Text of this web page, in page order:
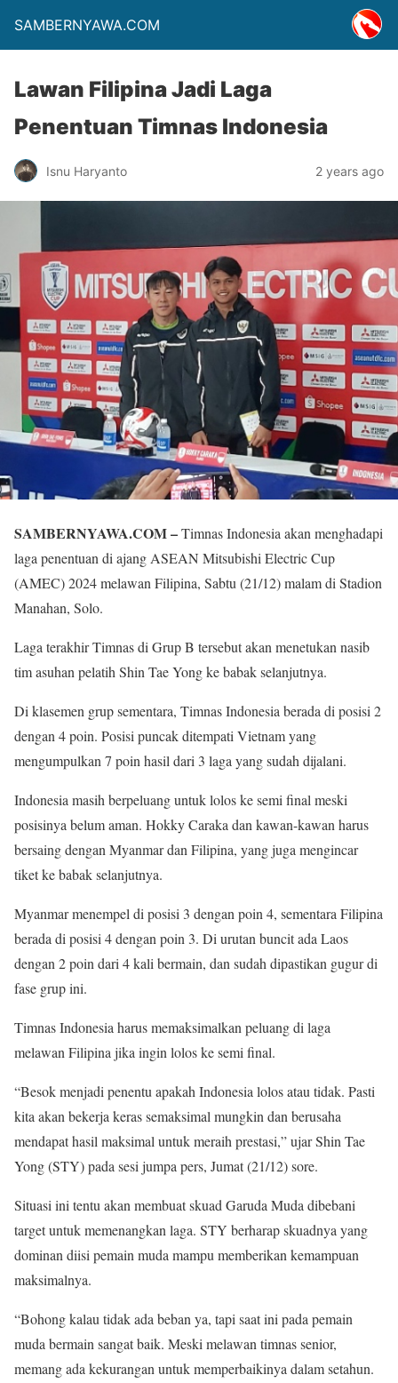
SAMBERNYAWA.COM
Lawan Filipina Jadi Laga
Penentuan Timnas Indonesia
Isnu Haryanto 2 years ago
SAMBERNYAWA.COM –Timnas Indonesia akan menghadapi
laga penentuan di ajang ASEAN Mitsubishi Electric Cup
(AMEC) 2024 melawan Filipina, Sabtu (21/12) malam di Stadion
Manahan, Solo.
Laga terakhir Timnas di Grup B tersebut akan menetukan nasib
tim asuhan pelatih Shin Tae Yong ke babak selanjutnya.
Di klasemen grup sementara, Timnas Indonesia berada di posisi 2
dengan 4 poin. Posisi puncak ditempati Vietnam yang
mengumpulkan 7 poin hasil dari 3 laga yang sudah dijalani.
Indonesia masih berpeluang untuk lolos ke semi final meski
posisinya belum aman. Hokky Caraka dan kawan-kawan harus
bersaing dengan Myanmar dan Filipina, yang juga mengincar
tiket ke babak selanjutnya.
Myanmar menempel di posisi 3 dengan poin 4, sementara Filipina
berada di posisi 4 dengan poin 3. Di urutan buncit ada Laos
dengan 2 poin dari 4 kali bermain, dan sudah dipastikan gugur di
fase grup ini.
Timnas Indonesia harus memaksimalkan peluang di laga
melawan Filipina jika ingin lolos ke semi final.
“Besok menjadi penentu apakah Indonesia lolos atau tidak. Pasti
kita akan bekerja keras semaksimal mungkin dan berusaha
mendapat hasil maksimal untuk meraih prestasi,” ujar Shin Tae
Yong (STY) pada sesi jumpa pers, Jumat (21/12) sore.
Situasi ini tentu akan membuat skuad Garuda Muda dibebani
target untuk memenangkan laga. STY berharap skuadnya yang
dominan diisi pemain muda mampu memberikan kemampuan
maksimalnya.
“Bohong kalau tidak ada beban ya, tapi saat ini pada pemain
muda bermain sangat baik. Meski melawan timnas senior,
memang ada kekurangan untuk memperbaikinya dalam setahun.